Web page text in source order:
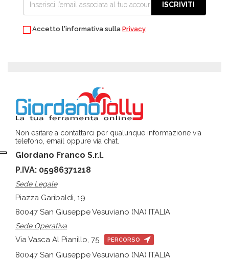
ISCRIVITI
Accetto l'informativa sulla Privacy
Non esitare a contattarci per qualunque informazione via
telefono, email oppure via chat.
Giordano Franco S.r.l.
P.IVA: 05986371218
Sede Legale
Piazza Garibaldi, 19
80047 San Giuseppe Vesuviano (NA) ITALIA
Sede Operativa
Via Vasca Al Pianillo, 75 PERCORSO
80047 San Giuseppe Vesuviano (NA) ITALIA